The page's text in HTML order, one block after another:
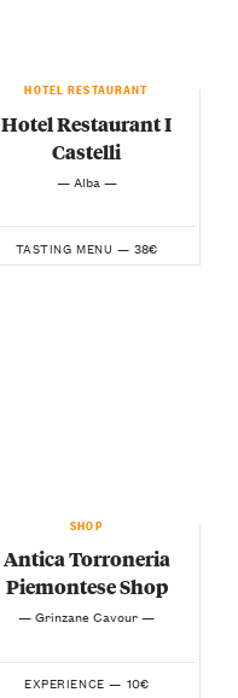
HOTEL RESTAURANT
Hotel Restaurant I
Castelli
— Alba —
TASTING MENU — 38€
SHOP
Antica Torroneria
Piemontese Shop
— Grinzane Cavour —
EXPERIENCE — 10€